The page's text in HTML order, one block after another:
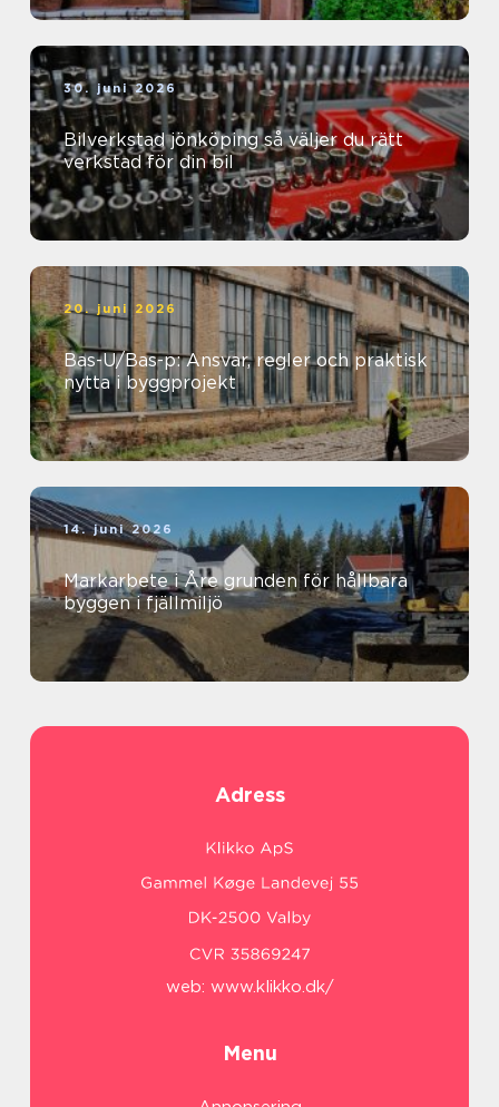
30. juni 2026
Bilverkstad jönköping så väljer du rätt
verkstad för din bil
20. juni 2026
Bas-U/Bas-p: Ansvar, regler och praktisk
nytta i byggprojekt
14. juni 2026
Markarbete i Åre grunden för hållbara
byggen i fjällmiljö
Adress
web: www.klikko.dk/
Menu